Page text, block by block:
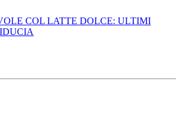
COL LATTE DOLCE: ULTIMI